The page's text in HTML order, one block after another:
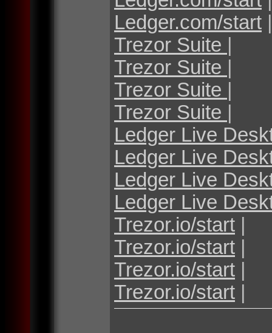
Ledger.com/start |
Trezor Suite |
Trezor Suite |
Trezor Suite |
Trezor Suite |
Ledger Live
Ledger Live
Ledger Live
Ledger Live
Trezor.io/start |
Trezor.io/start |
Trezor.io/start |
Trezor.io/start |